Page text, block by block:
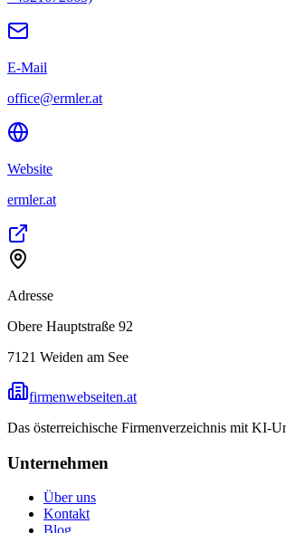
E-Mail
office@ermler.at
Website
ermler.at
Adresse
Obere Hauptstraße 92
7121 Weiden am See
firmenwebseiten.at
Das österreichische Firmenverzeichnis mit KI-
Unternehmen
Über uns
Kontakt